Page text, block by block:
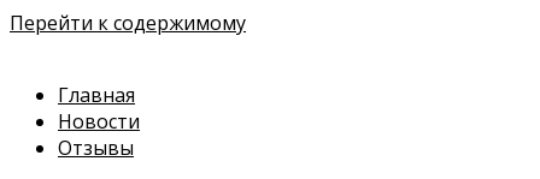
Перейти к содержимому
Главная
Новости
Отзывы